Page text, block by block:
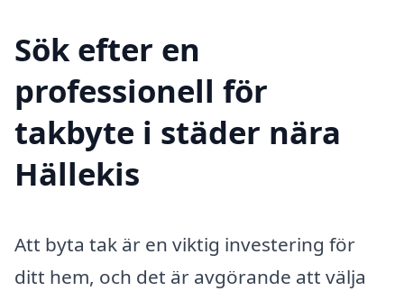
Sök efter en
professionell för
takbyte i städer nära
Hällekis
Att byta tak är en viktig investering för
ditt hem, och det är avgörande att välja